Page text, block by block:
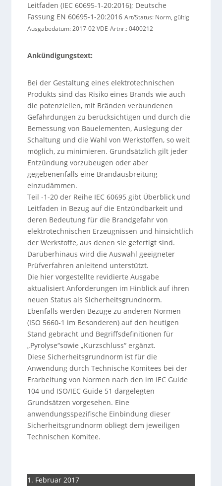
Leitfaden (IEC 60695-1-20:2016); Deutsche
Fassung EN 60695-1-20:2016Art/Status: Norm, gültig
Ausgabedatum: 2017-02 VDE-Artnr.: 0400212
Ankündigungstext:
Bei der Gestaltung eines elektrotechnischen
Produkts sind das Risiko eines Brands wie auch
die potenziellen, mit Bränden verbundenen
Gefährdungen zu berücksichtigen und durch die
Bemessung von Bauelementen, Auslegung der
Schaltung und die Wahl von Werkstoffen, so weit
möglich, zu minimieren. Grundsätzlich gilt jeder
Entzündung vorzubeugen oder aber
gegebenenfalls eine Brandausbreitung
einzudämmen.
Teil -1-20 der Reihe IEC 60695 gibt Überblick und
Leitfaden in Bezug auf die Entzündbarkeit und
deren Bedeutung für die Brandgefahr von
elektrotechnischen Erzeugnissen und hinsichtlich
der Werkstoffe, aus denen sie gefertigt sind.
Darüberhinaus wird die Auswahl geeigneter
Prüfverfahren anleitend unterstützt.
Die hier vorgestellte revidierte Ausgabe
aktualisiert Anforderungen im Hinblick auf ihren
neuen Status als Sicherheitsgrundnorm.
Ebenfalls werden Bezüge zu anderen Normen
(ISO 5660-1 im Besonderen) auf den heutigen
Stand gebracht und Begriffsdefinitionen für
„Pyrolyse“sowie „Kurzschluss“ ergänzt.
Diese Sicherheitsgrundnorm ist für die
Anwendung durch Technische Komitees bei der
Erarbeitung von Normen nach den im IEC Guide
104 und ISO/IEC Guide 51 dargelegten
Grundsätzen vorgesehen. Eine
anwendungsspezifische Einbindung dieser
Sicherheitsgrundnorm obliegt dem jeweiligen
Technischen Komitee.
1. Februar 2017